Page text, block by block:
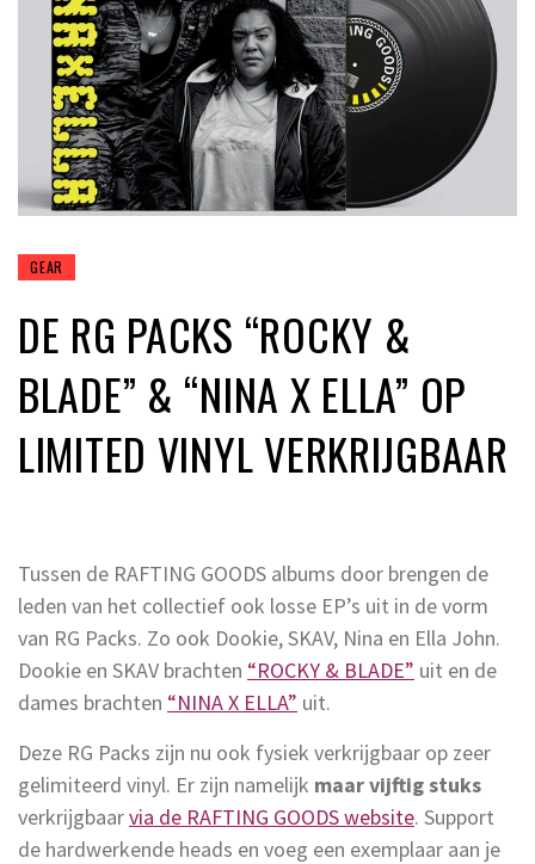
GEAR
DE RG PACKS “ROCKY &
BLADE” & “NINA X ELLA” OP
LIMITED VINYL VERKRIJGBAAR
Tussen de RAFTING GOODS albums door brengen de
leden van het collectief ook losse EP’s uit in de vorm
van RG Packs. Zo ook Dookie, SKAV, Nina en Ella John.
Dookie en SKAV brachten “ROCKY & BLADE” uit en de
dames brachten “NINA X ELLA” uit.
Deze RG Packs zijn nu ook fysiek verkrijgbaar op zeer
gelimiteerd vinyl. Er zijn namelijk maar vijftig stuks
verkrijgbaarvia de RAFTING GOODS website. Support
de hardwerkende heads en voeg een exemplaar aan je